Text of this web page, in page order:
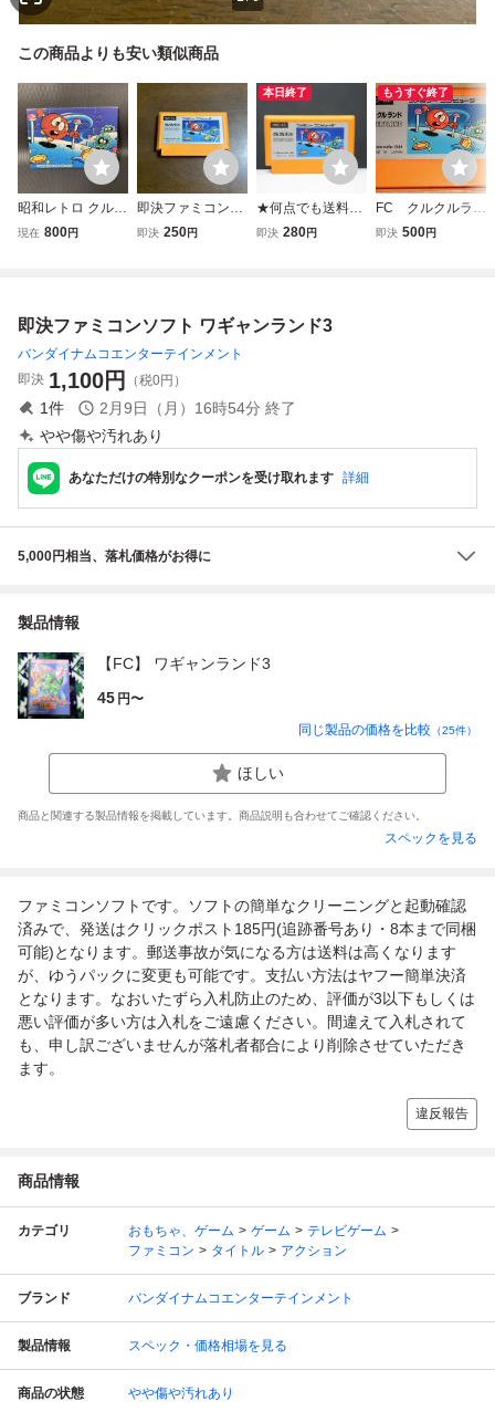
この商品よりも安い類似商品
昭和レトロ クルク
ルランド ファミコ
現在 800円
即決ファミコンソ
フト クルクルラン
即決 250円
本日終了
★何点でも送料１
８５円★ クルクル
即決 280円
もうすぐ終了
FC クルクルラン
ド ファミコンソ
即決 500円
即決ファミコンソフト ワギャンランド3
バンダイナムコエンターテインメント
即決 1,100円 （税0円）
1件 2月9日（月）16時54分 終了
やや傷や汚れあり
あなただけの特別なクーポンを受け取れます 詳細
5,000円相当、落札価格がお得に
製品情報
【FC】 ワギャンランド3
45 円〜
同じ製品の価格を比較 （25件）
ほしい
商品と関連する製品情報を掲載しています。商品説明も合わせてご確認ください。
スペックを見る
ファミコンソフトです。ソフトの簡単なクリーニングと起動確認
済みで、発送はクリックポスト185円(追跡番号あり・8本まで同梱
可能)となります。郵送事故が気になる方は送料は高くなります
が、ゆうパックに変更も可能です。支払い方法はヤフー簡単決済
となります。なおいたずら入札防止のため、評価が3以下もしくは
悪い評価が多い方は入札をご遠慮ください。間違えて入札されて
も、申し訳ございませんが落札者都合により削除させていただき
ます。
違反報告
商品情報
カテゴリ おもちゃ、ゲーム ゲーム
テレビゲーム
ファミコン
タイトル アクション
ブランド バンダイナムコエンターテインメント
製品情報 スペック・価格相場を見る
商品の状態 やや傷や汚れあり